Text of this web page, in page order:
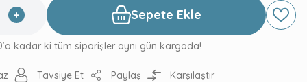
Sepete Ekle
kadar ki tüm siparişler aynı gün kargoda!
Tavsiye Et Paylaş Karşılaştır